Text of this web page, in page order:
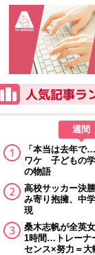
週間
「本当は去年で
ワケ 子どもの
の物語
高校サッカー決
み寄り抱擁、中
現
桑木志帆が全英
1時間…トレーナ
センス×努力＝大